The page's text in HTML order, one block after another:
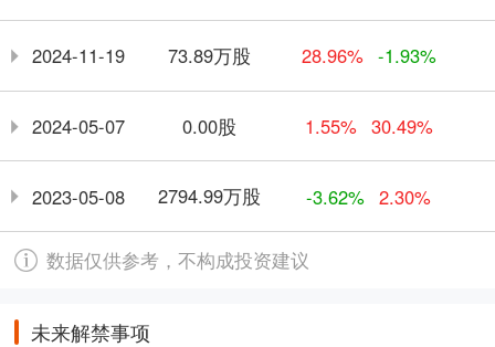
2024-11-19 73.89万股 28.96% -1.93%
2024-05-07 0.00股 1.55% 30.49%
2023-05-08 2794.99万股 -3.62% 2.30%
数据仅供参考，不构成投资建议
未来解禁事项